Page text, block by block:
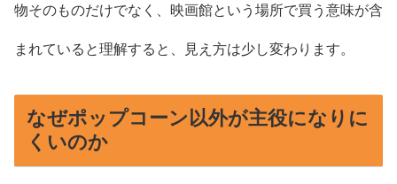
物そのものだけでなく、映画館という場所で買う意味が含
まれていると理解すると、見え方は少し変わります。
なぜポップコーン以外が主役になりに
くいのか